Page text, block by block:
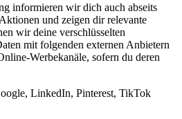
informieren wir dich auch abseits
und zeigen dir relevante
wir deine verschlüsselten
mit folgenden externen Anbietern
Werbekanäle, sofern du deren
LinkedIn, Pinterest, TikTok